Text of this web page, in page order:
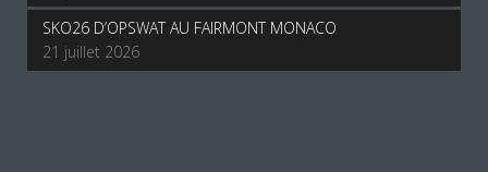
SKO26 D’OPSWAT AU FAIRMONT MONACO
21 juillet 2026